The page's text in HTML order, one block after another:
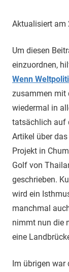
Aktualisiert am
Um diesen
einzuordnen,
Wenn
zusammen mit
wiedermal in
tatsächlich auf
Artikel über
Projekt in
Golf von
geschrieben.
wird ein
manchmal
nimmt nun die
eine
Im übrigen war